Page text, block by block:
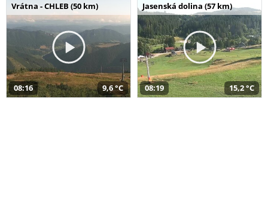
Vrátna - CHLEB (50 km)
08:16 9,6 °C
Jasenská dolina (57 km)
08:19 15,2 °C